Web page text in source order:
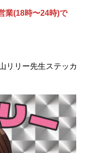
業(18時〜24時)で
リリー先生ステッカ